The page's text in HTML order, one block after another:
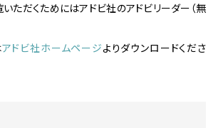
ただくためにはアドビ社のアドビリーダー（無
アドビ社ホームページよりダウンロードくださ